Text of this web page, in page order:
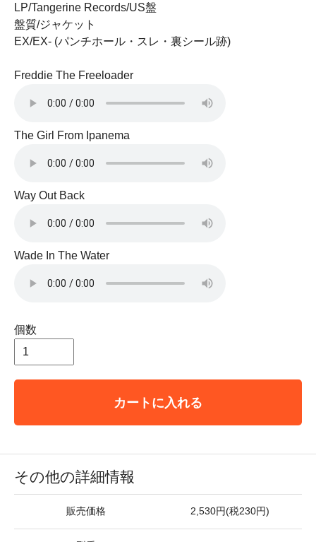
LP/Tangerine Records/US盤
盤質/ジャケット
EX/EX- (パンチホール・スレ・裏シール跡)
Freddie The Freeloader
The Girl From Ipanema
Way Out Back
Wade In The Water
個数
カートに入れる
その他の詳細情報
販売価格 2,530円(税230円)